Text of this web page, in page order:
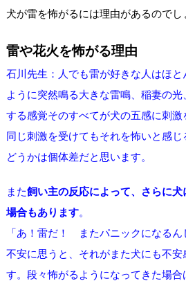
犬が雷を怖がるには理由があるのでし
雷や花火を怖がる理由
石川先生：人でも雷が好きな人はほ
ように突然鳴る大きな雷鳴、稲妻の
する感覚そのすべてが犬の五感に刺激
同じ刺激を受けてもそれを怖いと感
どうかは個体差だと思います。
また飼い主の反応によって、さらに犬
場合もあります。
「あ！雷だ！ またパニックになる
不安に思うと、それがまた犬にも不
す。段々怖がるようになってきた場